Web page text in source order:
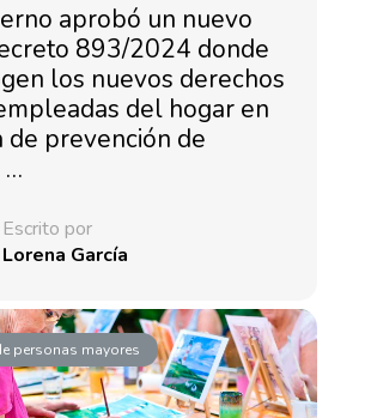
aprobó un nuevo
893/2024 donde
los nuevos derechos
del hogar en
de prevención de
…
Escrito por
Lorena García
personas mayores